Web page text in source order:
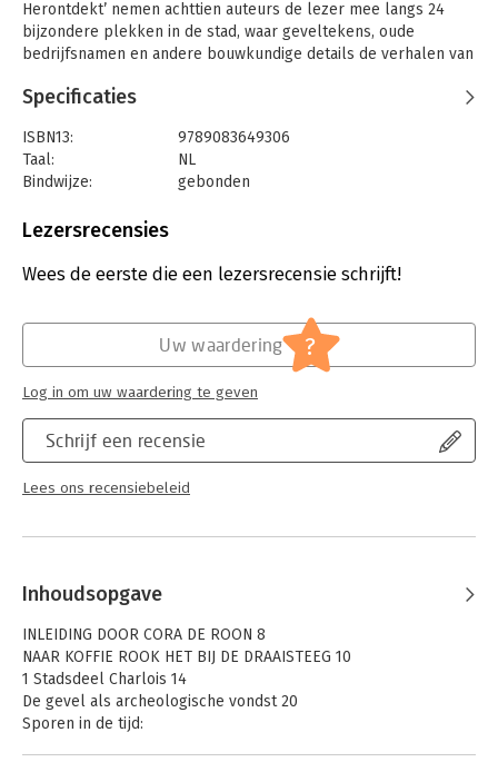
Herontdekt’ nemen achttien auteurs de lezer mee langs 24
bijzondere plekken in de stad, waar geveltekens, oude
bedrijfsnamen en andere bouwkundige details de verhalen van
deze verhalen een levendig beeld van het Rotterdam van toen:
waarmee zij hun brood verdienden.Naast deze 24 hoofdstukken
bevat het boek een uitgebreide catalogus van ruim 150 andere
‘vergeten zaken’, aangevuld met rubrieken waarin enkele
niet alleen een inspirerende wandeling door het verleden,
Rotterdamse geschiedenis, architectuur, typografie en
nieuwe ogen te bekijken en zelf op zoek te gaan naar sporen
Specificaties
ISBN13:
9789083649306
Taal:
NL
Bindwijze:
gebonden
Uitgever:
Verschijningsdatum:
23-12-2025
Jeugd
romans
Lezersrecensies
Wees de eerste die een lezersrecensie schrijft!
Schrijf een recensie
Lees ons recensiebeleid
Uw waardering ?
Log in om uw waardering te geven
Inhoudsopgave
INLEIDING DOOR CORA DE ROON 8
NAAR KOFFIE ROOK HET BIJ DE DRAAISTEEG 10
1 Stadsdeel Charlois 14
De gevel als archeologische vondst 20
Sporen in de tijd: